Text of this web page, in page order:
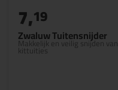
Zwaluw Tuitensnijder
Makkelijk en veilig snijden van
kittuitjes
7,19